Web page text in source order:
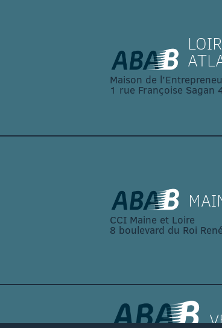
Maison de
1 rue Françoise Sagan
CCI Maine et Loire
8 boulevard du Roi